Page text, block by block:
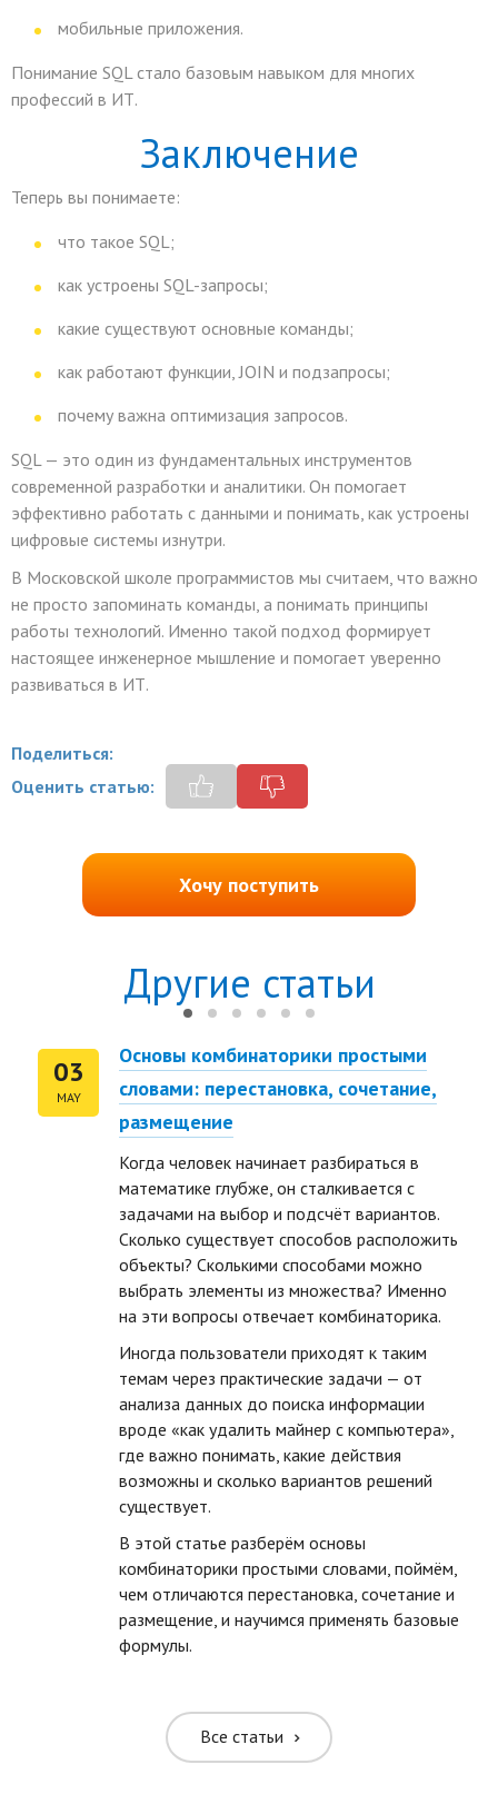
мобильные приложения.
Понимание SQL стало базовым навыком для многих
профессий в ИТ.
Заключение
Теперь вы понимаете:
что такое SQL;
как устроены SQL-запросы;
какие существуют основные команды;
как работают функции, JOIN и подзапросы;
почему важна оптимизация запросов.
SQL — это один из фундаментальных инструментов
современной разработки и аналитики. Он помогает
эффективно работать с данными и понимать, как устроены
цифровые системы изнутри.
В Московской школе программистов мы считаем, что важно
не просто запоминать команды, а понимать принципы
работы технологий. Именно такой подход формирует
настоящее инженерное мышление и помогает уверенно
развиваться в ИТ.
Поделиться:
Оценить статью:
Хочу поступить
Другие статьи
03
MAY
Основы комбинаторики простыми
словами: перестановка, сочетание,
размещение
Когда человек начинает разбираться в
математике глубже, он сталкивается с
задачами на выбор и подсчёт вариантов.
Сколько существует способов расположить
объекты? Сколькими способами можно
выбрать элементы из множества? Именно
на эти вопросы отвечает комбинаторика.
Иногда пользователи приходят к таким
темам через практические задачи — от
анализа данных до поиска информации
вроде «как удалить майнер с компьютера»,
где важно понимать, какие действия
возможны и сколько вариантов решений
существует.
В этой статье разберём основы
комбинаторики простыми словами, поймём,
чем отличаются перестановка, сочетание и
размещение, и научимся применять базовые
формулы.
Все статьи
размер текста
размер текста
межбуквенное
межбуквенное